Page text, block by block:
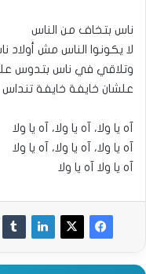
ناس بتخاف من الناس
لا يكونوا الناس مش أولاد
وتلاقي في ناس بتدوس
علشان خايفة خايفة تنداس
آه يا ولا، آه يا ولا، آه يا ولا
آه يا ولا، آه يا ولا، آه يا ولا
آه يا ولا آه يا ولا